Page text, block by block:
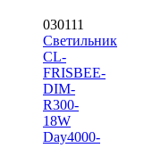
030111
Светильник
CL-
FRISBEE-
DIM-
R300-
18W
Day4000-